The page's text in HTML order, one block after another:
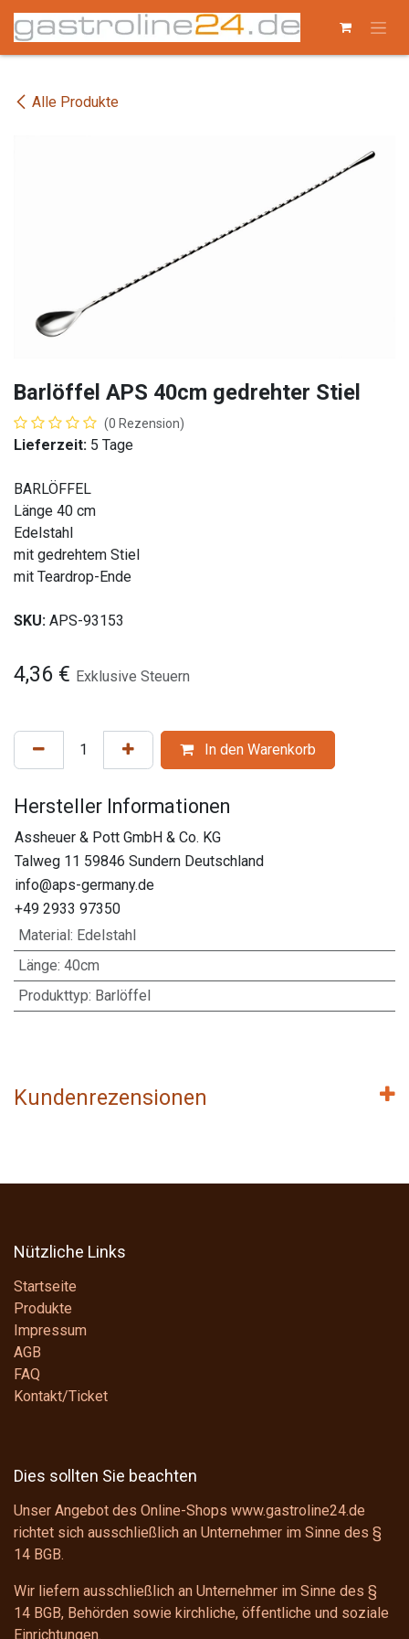
Zum Inhalt springen
Alle Produkte
Barlöffel APS 40cm gedrehter Stiel
(0 Rezension)
Lieferzeit: 5 Tage
BARLÖFFEL
Länge 40 cm
Edelstahl
mit gedrehtem Stiel
mit Teardrop-Ende
SKU: APS-93153
4,36 € Exklusive Steuern
In den Warenkorb
Hersteller Informationen
Assheuer & Pott GmbH & Co. KG
Talweg 11 59846 Sundern Deutschland
info@aps-germany.de
+49 2933 97350
Material: Edelstahl
Länge: 40cm
Produkttyp: Barlöffel
Kundenrezensionen
Nützliche Links
Startseite
Produkte
Impressum
AGB
FAQ
Kontakt/Ticket
Dies sollten Sie beachten
Unser Angebot des Online-Shops www.gastroline24.de
richtet sich ausschließlich an Unternehmer im Sinne des §
14 BGB.
Wir liefern ausschließlich an Unternehmer im Sinne des §
14 BGB, Behörden sowie kirchliche, öffentliche und soziale
Einrichtungen.